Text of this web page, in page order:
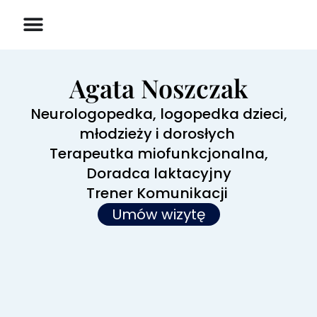
Agata Noszczak
Neurologopedka, logopedka dzieci,
młodzieży i dorosłych
Terapeutka miofunkcjonalna,
Doradca laktacyjny
Trener Komunikacji
Umów wizytę